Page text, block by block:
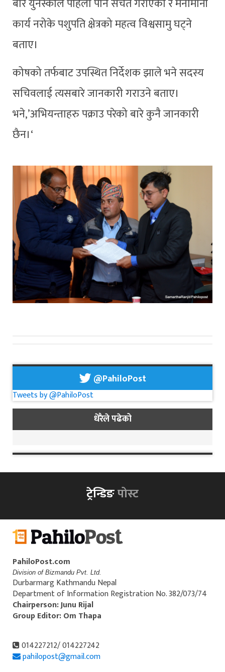
बारे युनेस्कोले पहिला पनि सचेत गराएको र मनोमानी
कार्य नरोके पशुपति क्षेत्रको महत्व विश्वसामु घट्ने
बताए।
कोषको तर्फबाट उपस्थित निर्देशक झाले भने सदस्य
सचिवलाई त्यसबारे जानकारी गराउने बताए।
भने,’अभियन्ताहरु पक्राउ परेको बारे कुनै जानकारी
छैन।‘
@PahiloPost
Tweets by @PahiloPost
धेरैले पढेको
ट्रेन्डिङपोस्ट
PahiloPost.com
Division of Bizmandu Pvt. Ltd.
Durbarmarg Kathmandu Nepal
Department of Information Registration No. 382/073/74
Chairperson: Junu Rijal
Group Editor: Om Thapa
014227212/ 014227242
pahilopost@gmail.com